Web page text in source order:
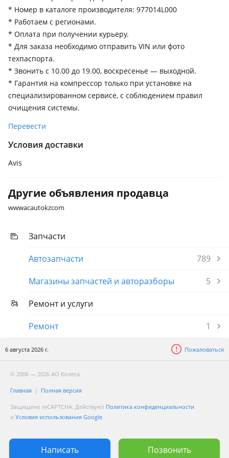
поколение рестайлинг
* Номер в каталоге производителя: 977014L000
* Работаем с регионами.
* Оплата при получении курьеру.
* Для заказа необходимо отправить VIN или фото
техпаспорта.
* Звонить с 10.00 до 19.00, воскресенье — выходной.
* Гарантия на компрессор только при установке на
специализированном сервисе, с соблюдением правил
очищения системы.
Перевести
Условия доставки
Avis
Другие объявления продавца
wwwacautokzcom
Запчасти
Автозапчасти
789
Магазины запчастей и авторазборы
5
Ремонт и услуги
Ремонт
1
6 августа 2026 г. Пожаловаться
Написать Позвонить
© 2006 — 2026 АО Колеса
Главная Полная версия
Защищено reCAPTCHA. Действуют Политика конфиденциальности
и Условия использования Google